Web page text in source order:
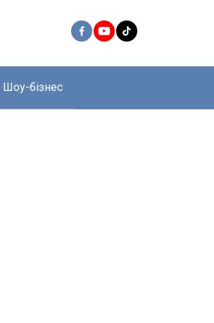
Шоу-бізнес